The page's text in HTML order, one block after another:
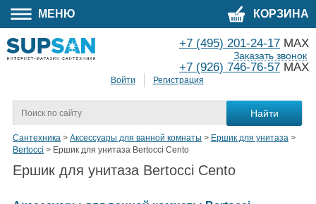
МЕНЮ КОРЗИНА
Войти Регистрация
+7 (495) 201-24-17 MAX
+7 (926) 746-76-57 MAX
Заказать звонок
Сантехника > Аксессуары для ванной комнаты > Ершик для унитаза >
Bertocci > Ершик для унитаза Bertocci Cento
Ершик для унитаза Bertocci Cento